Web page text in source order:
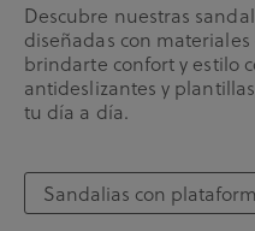
Descubre nuestras
diseñadas con
brindarte confort y estilo
antideslizantes y
tu día a día.
Sandalias con